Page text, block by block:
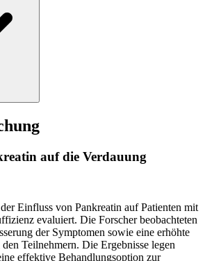
auf die Verdauung
Einfluss von Pankreatin auf Patienten mit
evaluiert. Die Forscher beobachteten
der Symptomen sowie eine erhöhte
Teilnehmern. Die Ergebnisse legen
effektive Behandlungsoption zur